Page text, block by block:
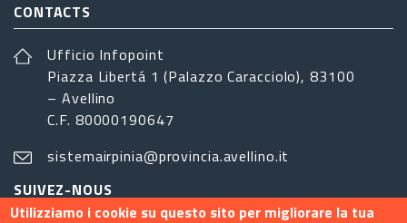
CONTACTS
Ufficio Infopoint
Piazza Libertá 1 (Palazzo Caracciolo), 83100
– Avellino
C.F. 80000190647
sistemairpinia@provincia.avellino.it
SUIVEZ-NOUS
Utilizziamo i cookie su questo sito per migliorare la tua